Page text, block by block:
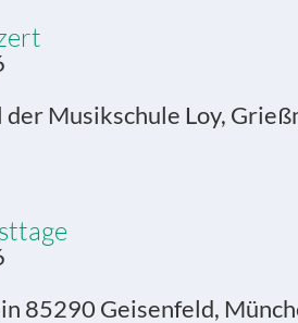
der Musikschule Loy,
85290 Geisenfeld,